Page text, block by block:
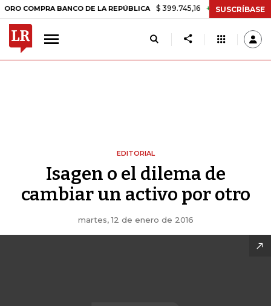
BANCO DE LA REPÚBLICA $ 399.745,16 +$ 2.295,71 +0,58%
SUSCRÍBASE
EDITORIAL
Isagen o el dilema de
cambiar un activo por otro
martes, 12 de enero de 2016